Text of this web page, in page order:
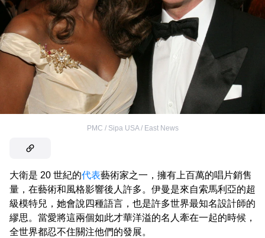
PMC / Sipa USA / East News
大衛是 20 世紀的代表藝術家之一，擁有上百萬的唱片銷售
量，在藝術和風格影響後人許多。伊曼是來自索馬利亞的超
級模特兒，她會說四種語言，也是許多世界最知名設計師的
繆思。當愛將這兩個如此才華洋溢的名人牽在一起的時候，
全世界都忍不住關注他們的發展。